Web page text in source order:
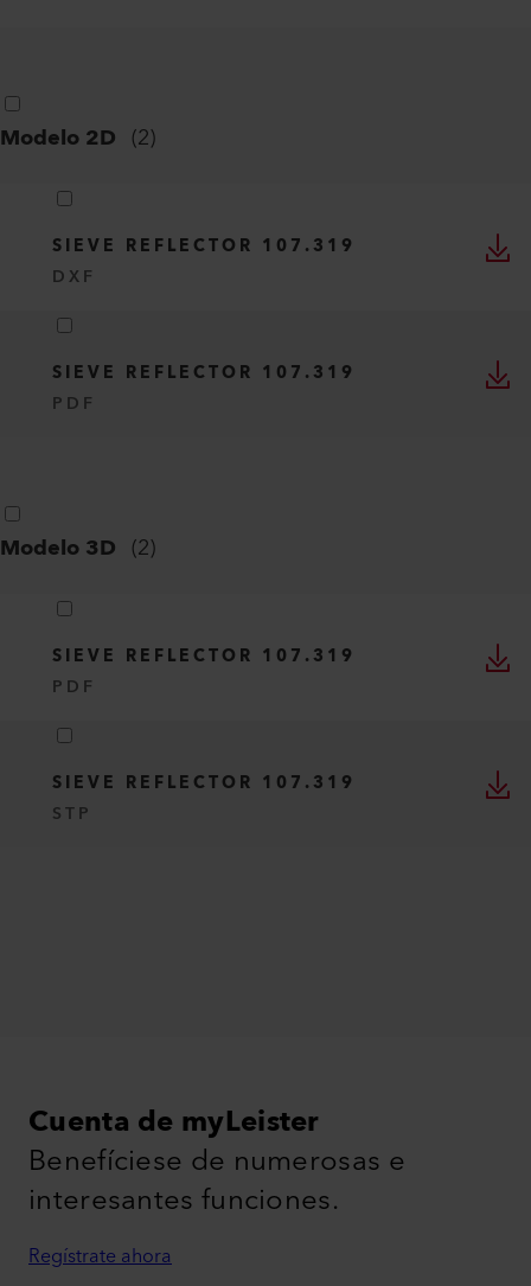
Modelo 2D (2)
SIEVE REFLECTOR 107.319
DXF
SIEVE REFLECTOR 107.319
PDF
Modelo 3D (2)
SIEVE REFLECTOR 107.319
PDF
SIEVE REFLECTOR 107.319
STP
Cuenta de myLeister
Benefíciese de numerosas e
interesantes funciones.
Regístrate ahora